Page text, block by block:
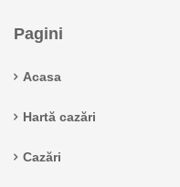
Pagini
Acasa
Hartă cazări
Cazări